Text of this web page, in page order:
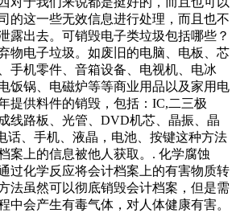
的这一些无效信息进行处理，而且也不
露出去。可销毁电子类垃圾包括哪些？
物电子垃圾。如废旧的电脑、电板、芯
手机零件、音箱设备、电视机、电冰
饭锅、电磁炉等等商业用品以及家用电
提供料件的销毁，包括：IC,二三极
线路板、光管、DVD机芯、晶振、晶
话、手机、液晶，电池、按键这种方法
案上的信息被他人获取。. 化学腐蚀
过化学反应将会计档案上的有害物质转
法虽然可以彻底销毁会计档案，但是需
中会产生有毒气体，对人体健康有害。